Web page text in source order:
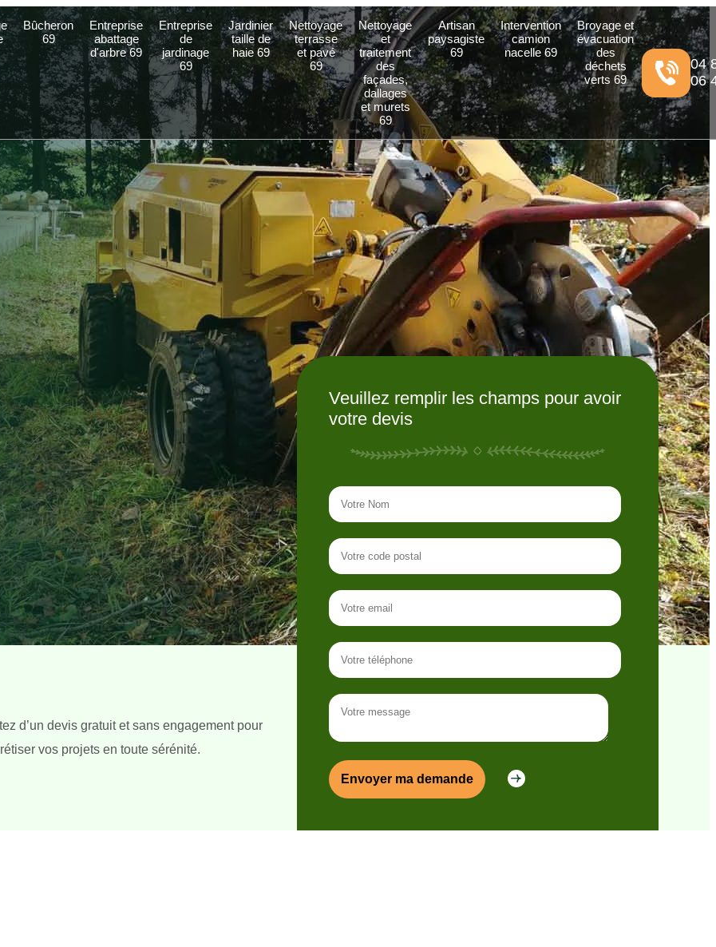
Bûcheron
69
Entreprise
abattage
d'arbre 69
Entreprise
de
jardinage
69
Jardinier
taille de
haie 69
Nettoyage
terrasse
et pavé
69
Nettoyage
et
traitement
des
façades,
dallages
et murets
69
Artisan
paysagiste
69
Intervention
camion
nacelle 69
Broyage et
évacuation
des
déchets
verts 69
04
06
d’un devis gratuit et sans engagement pour
vos projets en toute sérénité.
Veuillez remplir les champs pour avoir
votre devis